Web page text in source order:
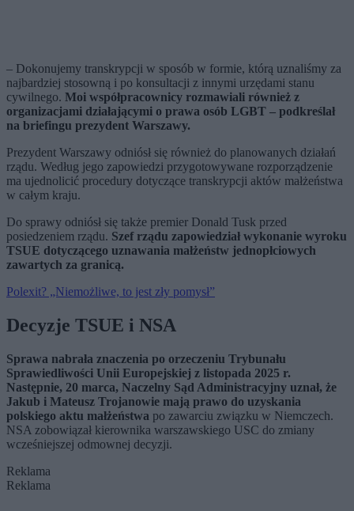
– Dokonujemy transkrypcji w sposób w formie, którą uznaliśmy za
najbardziej stosowną i po konsultacji z innymi urzędami stanu
cywilnego. Moi współpracownicy rozmawiali również z
organizacjami działającymi o prawa osób LGBT – podkreślał
na briefingu prezydent Warszawy.
Prezydent Warszawy odniósł się również do planowanych działań
rządu. Według jego zapowiedzi przygotowywane rozporządzenie
ma ujednolicić procedury dotyczące transkrypcji aktów małżeństwa
w całym kraju.
Do sprawy odniósł się także premier Donald Tusk przed
posiedzeniem rządu. Szef rządu zapowiedział wykonanie wyroku
TSUE dotyczącego uznawania małżeństw jednopłciowych
zawartych za granicą.
Polexit? „Niemożliwe, to jest zły pomysł”
Decyzje TSUE i NSA
Sprawa nabrała znaczenia po orzeczeniu Trybunału
Sprawiedliwości Unii Europejskiej z listopada 2025 r.
Następnie, 20 marca, Naczelny Sąd Administracyjny uznał, że
Jakub i Mateusz Trojanowie mają prawo do uzyskania
polskiego aktu małżeństwa po zawarciu związku w Niemczech.
NSA zobowiązał kierownika warszawskiego USC do zmiany
wcześniejszej odmownej decyzji.
Reklama
Reklama